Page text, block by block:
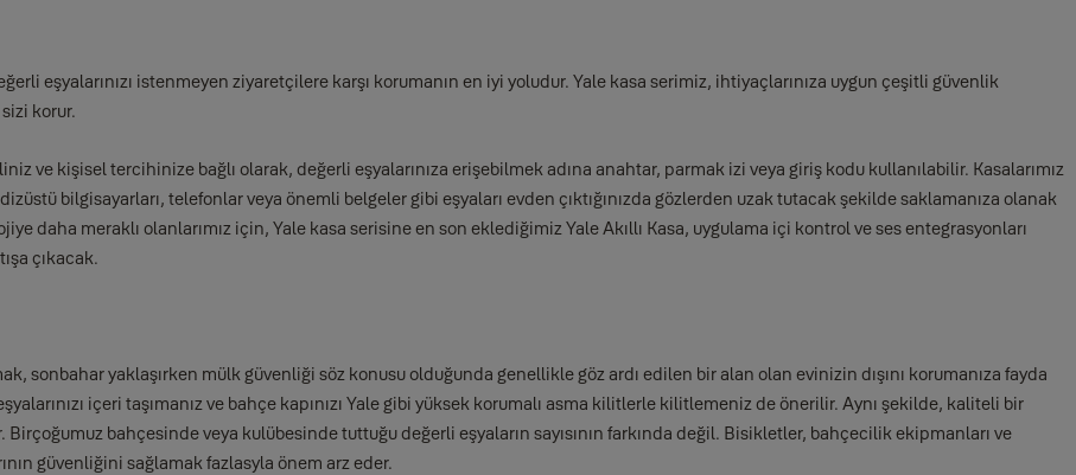
eşyalarınızı istenmeyen ziyaretçilere karşı korumanın en iyi yoludur. Yale kasa serimiz, ihtiyaçlarınıza uygun çeşitli güvenlik
korur.
ve kişisel tercihinize bağlı olarak, değerli eşyalarınıza erişebilmek adına anahtar, parmak izi veya giriş kodu kullanılabilir. Kasalarımız
bilgisayarları, telefonlar veya önemli belgeler gibi eşyaları evden çıktığınızda gözlerden uzak tutacak şekilde saklamanıza olanak
daha meraklı olanlarımız için, Yale kasa serisine en son eklediğimiz Yale Akıllı Kasa, uygulama içi kontrol ve ses entegrasyonları
çıkacak.
sonbahar yaklaşırken mülk güvenliği söz konusu olduğunda genellikle göz ardı edilen bir alan olan evinizin dışını korumanıza fayda
içeri taşımanız ve bahçe kapınızı Yale gibi yüksek korumalı asma kilitlerle kilitlemeniz de önerilir. Aynı şekilde, kaliteli bir
bahçesinde veya kulübesinde tuttuğu değerli eşyaların sayısının farkında değil. Bisikletler, bahçecilik ekipmanları ve
güvenliğini sağlamak fazlasyla önem arz eder.